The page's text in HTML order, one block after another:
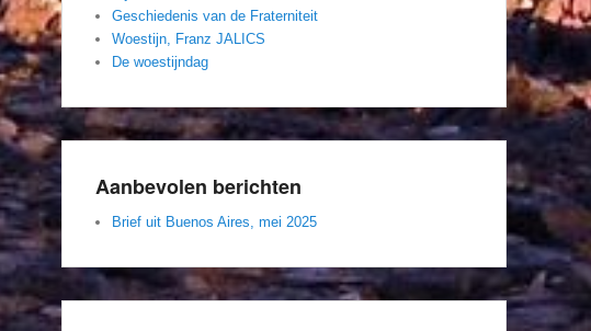
Geschiedenis van de Fraterniteit
Woestijn, Franz JALICS
De woestijndag
Aanbevolen berichten
Brief uit Buenos Aires, mei 2025